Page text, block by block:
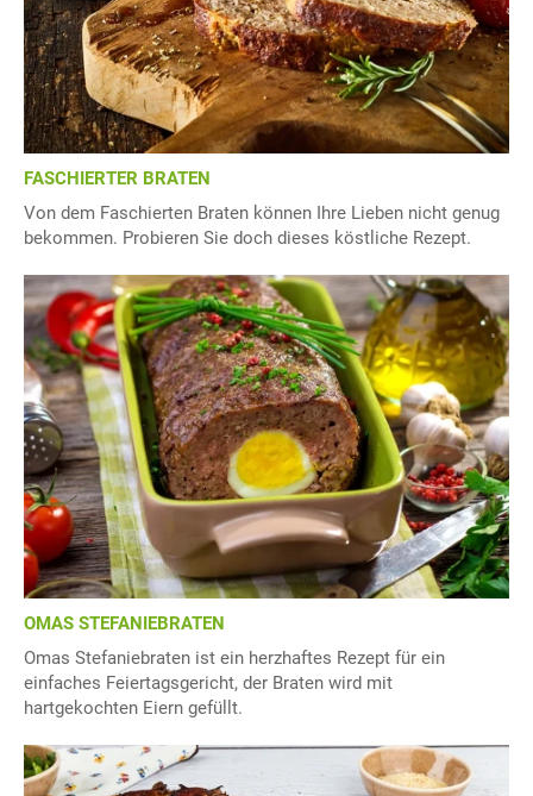
FASCHIERTER BRATEN
Von dem Faschierten Braten können Ihre Lieben nicht genug
bekommen. Probieren Sie doch dieses köstliche Rezept.
OMAS STEFANIEBRATEN
Omas Stefaniebraten ist ein herzhaftes Rezept für ein
einfaches Feiertagsgericht, der Braten wird mit
hartgekochten Eiern gefüllt.